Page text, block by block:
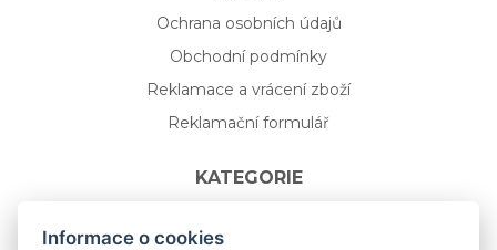
Ochrana osobních údajů
Obchodní podmínky
Reklamace a vrácení zboží
Reklamační formulář
KATEGORIE
Nápojové sklo
Informace o cookies